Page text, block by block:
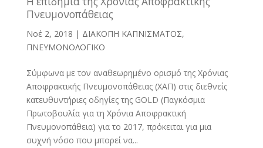
Πνευμονοπάθειας
Νοέ 2, 2018 | ΔΙΑΚΟΠΗ ΚΑΠΝΙΣΜΑΤΟΣ,
ΠΝΕΥΜΟΝΟΛΟΓΙΚΟ
Σύμφωνα με τον αναθεωρημένο ορισμό της Χρόνιας
Αποφρακτικής Πνευμονοπάθειας (ΧΑΠ) στις διεθνείς
κατευθυντήριες οδηγίες της GOLD (Παγκόσμια
Πρωτοβουλία για τη Χρόνια Αποφρακτική
Πνευμονοπάθεια) για το 2017, πρόκειται για μια
συχνή νόσο που μπορεί να...